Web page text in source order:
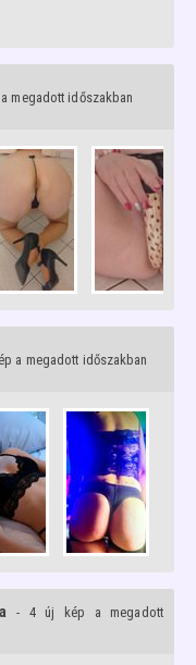
megadott időszakban
a megadott időszakban
- 4 új kép a megadott